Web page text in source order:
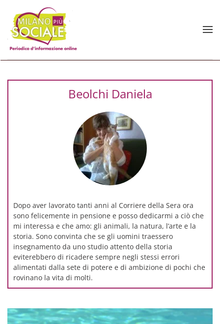
Skip to main content
Beolchi Daniela
Dopo aver lavorato tanti anni al Corriere della Sera ora
sono felicemente in pensione e posso dedicarmi a ciò che
mi interessa e che amo: gli animali, la natura, l’arte e la
storia. Sono convinta che se gli uomini traessero
insegnamento da uno studio attento della storia
eviterebbero di ricadere sempre negli stessi errori
alimentati dalla sete di potere e di ambizione di pochi che
rovinano la vita di molti.